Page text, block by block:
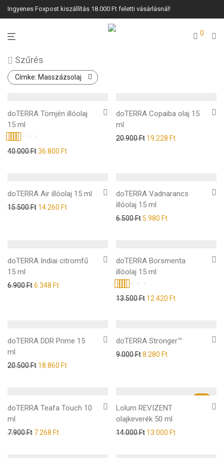
Ingyenes Foxpost kiszállítás 18.000 Ft feletti vásárlásnál!
0
Szűrés
Címke: Masszázsolaj
doTERRA Tömjén illóolaj
15 ml
Értékelés:
40.000Ft36.800 Ft
doTERRA Copaiba olaj 15
ml
20.900Ft 19.228 Ft
doTERRA Air illóolaj 15 ml
15.500Ft 14.260 Ft
doTERRA Vadnarancs
illóolaj 15 ml
6.500Ft 5.980 Ft
doTERRA Indiai citromfű
15 ml
6.900Ft6.348 Ft
doTERRA Borsmenta
illóolaj 15 ml
Értékelés:
13.500Ft 12.420 Ft
doTERRA DDR Prime 15
ml
20.500Ft 18.860 Ft
doTERRA Stronger™
9.000Ft8.280 Ft
doTERRA Teafa Touch 10
ml
7.900Ft 7.268 Ft
Lolum REVIZENT
olajkeverék 50 ml
14.000Ft 13.000 Ft